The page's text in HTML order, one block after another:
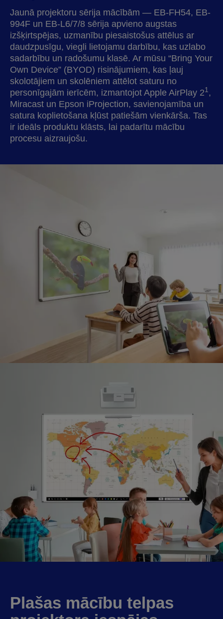
Jaunā projektoru sērija mācībām — EB-FH54, EB-
994F un EB-L6/7/8 sērija apvieno augstas
izšķirtspējas, uzmanību piesaistošus attēlus ar
daudzpusīgu, viegli lietojamu darbību, kas uzlabo
sadarbību un radošumu klasē. Ar mūsu “Bring Your
Own Device” (BYOD) risinājumiem, kas ļauj
skolotājiem un skolēniem attēlot saturu no
personīgajām ierīcēm, izmantojot Apple AirPlay 21,
Miracast un Epson iProjection, savienojamība un
satura koplietošana kļūst patiešām vienkārša. Tas
ir ideāls produktu klāsts, lai padarītu mācību
procesu aizraujošu.
Plašas mācību telpas